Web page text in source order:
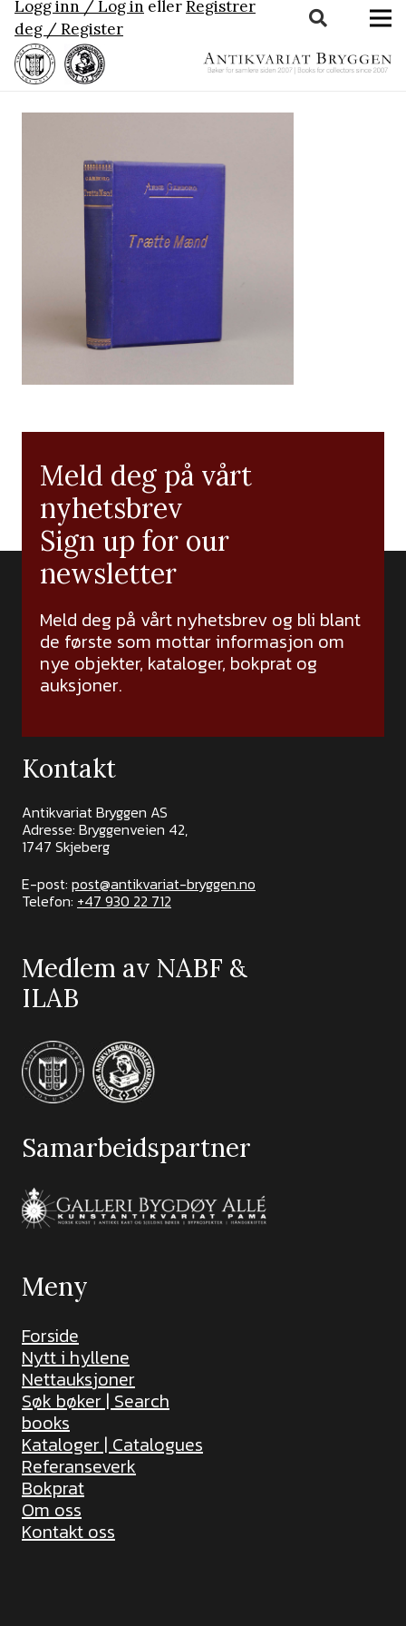
Logg inn / Log in ellerRegistrer
deg / Register
Meld deg på vårt
nyhetsbrev
Sign up for our
newsletter
Meld deg på vårt nyhetsbrev og bli blant
de første som mottar informasjon om
nye objekter, kataloger, bokprat og
auksjoner.
Kontakt
Antikvariat Bryggen AS
Adresse: Bryggenveien 42,
1747 Skjeberg
E-post: post@antikvariat-bryggen.no
Telefon: +47 930 22 712
Medlem av NABF &
ILAB
Samarbeidspartner
Meny
Forside
Nytt i hyllene
Nettauksjoner
Søk bøker | Search
books
Kataloger | Catalogues
Referanseverk
Bokprat
Om oss
Kontakt oss